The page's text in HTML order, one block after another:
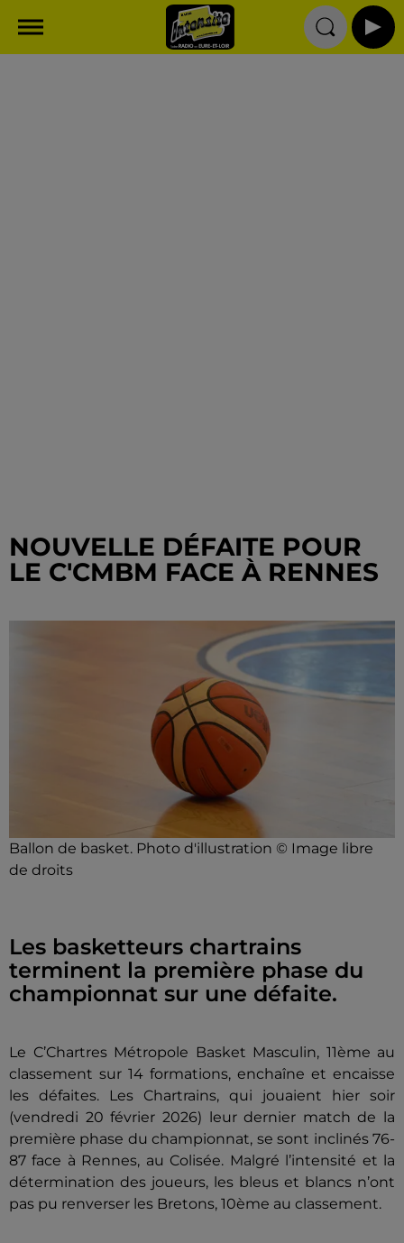
NOUVELLE DÉFAITE POUR
LE C'CMBM FACE À RENNES
Ballon de basket. Photo d'illustration © Image libre
de droits
Les basketteurs chartrains
terminent la première phase du
championnat sur une défaite.
Le C’Chartres Métropole Basket Masculin, 11ème au
classement sur 14 formations, enchaîne et encaisse
les défaites. Les Chartrains, qui jouaient hier soir
(vendredi 20 février 2026) leur dernier match de la
première phase du championnat, se sont inclinés 76-
87 face à Rennes, au Colisée. Malgré l’intensité et la
détermination des joueurs, les bleus et blancs n’ont
pas pu renverser les Bretons, 10ème au classement.